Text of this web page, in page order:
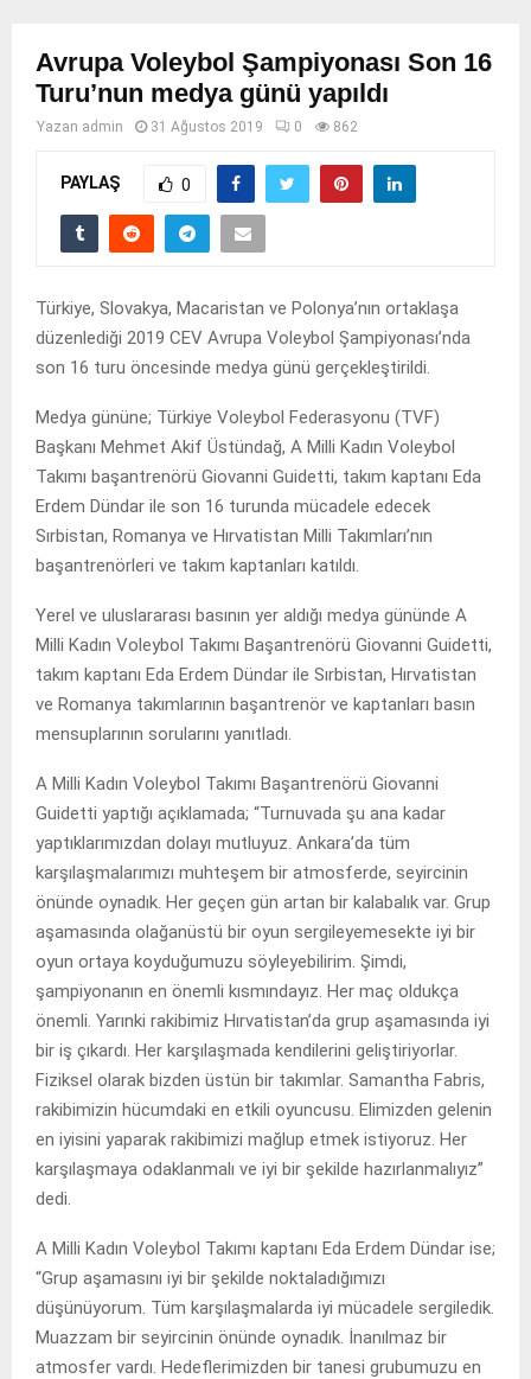
Avrupa Voleybol Şampiyonası Son 16
Turu’nun medya günü yapıldı
Yazan admin 31 Ağustos 2019 0 862
PAYLAŞ 0
Türkiye, Slovakya, Macaristan ve Polonya’nın ortaklaşa
düzenlediği 2019 CEV Avrupa Voleybol Şampiyonası’nda
son 16 turu öncesinde medya günü gerçekleştirildi.
Medya gününe; Türkiye Voleybol Federasyonu (TVF)
Başkanı Mehmet Akif Üstündağ, A Milli Kadın Voleybol
Takımı başantrenörü Giovanni Guidetti, takım kaptanı Eda
Erdem Dündar ile son 16 turunda mücadele edecek
Sırbistan, Romanya ve Hırvatistan Milli Takımları’nın
başantrenörleri ve takım kaptanları katıldı.
Yerel ve uluslararası basının yer aldığı medya gününde A
Milli Kadın Voleybol Takımı Başantrenörü Giovanni Guidetti,
takım kaptanı Eda Erdem Dündar ile Sırbistan, Hırvatistan
ve Romanya takımlarının başantrenör ve kaptanları basın
mensuplarının sorularını yanıtladı.
A Milli Kadın Voleybol Takımı Başantrenörü Giovanni
Guidetti yaptığı açıklamada; “Turnuvada şu ana kadar
yaptıklarımızdan dolayı mutluyuz. Ankara’da tüm
karşılaşmalarımızı muhteşem bir atmosferde, seyircinin
önünde oynadık. Her geçen gün artan bir kalabalık var. Grup
aşamasında olağanüstü bir oyun sergileyemesekte iyi bir
oyun ortaya koyduğumuzu söyleyebilirim. Şimdi,
şampiyonanın en önemli kısmındayız. Her maç oldukça
önemli. Yarınki rakibimiz Hırvatistan’da grup aşamasında iyi
bir iş çıkardı. Her karşılaşmada kendilerini geliştiriyorlar.
Fiziksel olarak bizden üstün bir takımlar. Samantha Fabris,
rakibimizin hücumdaki en etkili oyuncusu. Elimizden gelenin
en iyisini yaparak rakibimizi mağlup etmek istiyoruz. Her
karşılaşmaya odaklanmalı ve iyi bir şekilde hazırlanmalıyız”
dedi.
A Milli Kadın Voleybol Takımı kaptanı Eda Erdem Dündar ise;
“Grup aşamasını iyi bir şekilde noktaladığımızı
düşünüyorum. Tüm karşılaşmalarda iyi mücadele sergiledik.
Muazzam bir seyircinin önünde oynadık. İnanılmaz bir
atmosfer vardı. Hedeflerimizden bir tanesi grubumuzu en